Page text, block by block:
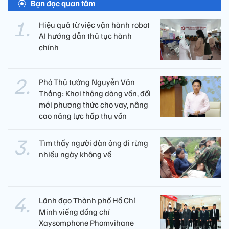
Bạn đọc quan tâm
Hiệu quả từ việc vận hành robot
AI hướng dẫn thủ tục hành
chính
Phó Thủ tướng Nguyễn Văn
Thắng: Khơi thông dòng vốn, đổi
mới phương thức cho vay, nâng
cao năng lực hấp thụ vốn
Tìm thấy người đàn ông đi rừng
nhiều ngày không về
Lãnh đạo Thành phố Hồ Chí
Minh viếng đồng chí
Xaysomphone Phomvihane